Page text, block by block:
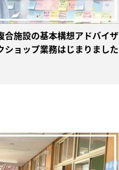
合施設の基本構想アドバイザ
ショップ業務はじまりました